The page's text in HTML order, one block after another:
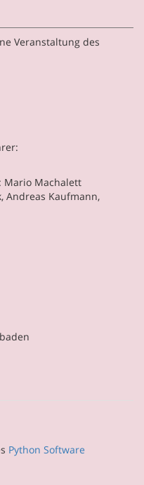
Veranstaltung des
Mario Machalett
Andreas Kaufmann,
Python Software